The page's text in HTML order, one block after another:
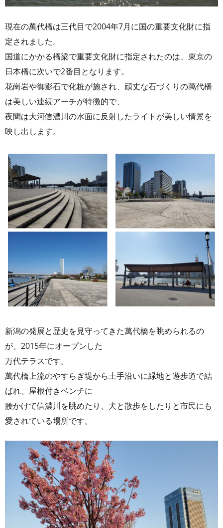
現在の萬代橋は三代目で2004年7月に国の重要文化財に指
定されました。
国道にかかる橋梁で重要文化財に指定されたのは、東京の
日本橋に次いで2番目となります。
花崗岩や御影石で化粧が施され、頑丈な石づくりの萬代橋
は美しい連続アーチが特徴的で、
夜間は大河信濃川の水面に反射したライトが美しい情景を
映し出します。
新潟の発展と歴史を見守ってきた萬代橋を眺められるの
が、2015年にオープンした
万代テラスです。
萬代橋上流のやすらぎ堤から土手沿いに緑地と遊歩道で結
ばれ、屋根付きベンチに
腰かけて信濃川を眺めたり、犬と散歩をしたりと市民にも
愛されている場所です。